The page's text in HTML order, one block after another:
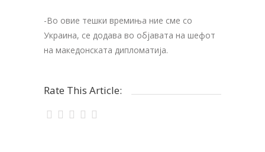
-Во овие тешки времиња ние сме со
Украина, се додава во објавата на шефот
на македонската дипломатија.
Rate This Article: